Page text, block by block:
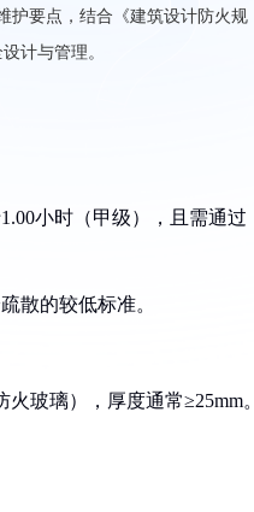
护要点，结合《建筑设计防火规
计与管理。
小时（甲级），且需通过
散的较低标准。
玻璃），厚度通常≥25mm。